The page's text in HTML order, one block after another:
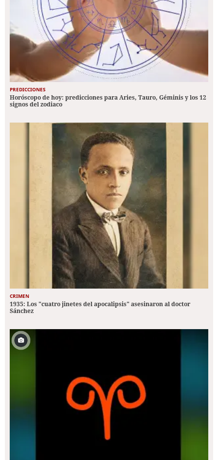
PREDICCIONES
Horóscopo de hoy: predicciones para Aries, Tauro, Géminis y los 12
signos del zodiaco
CRIMEN
1935: Los "cuatro jinetes del apocalipsis" asesinaron al doctor
Sánchez